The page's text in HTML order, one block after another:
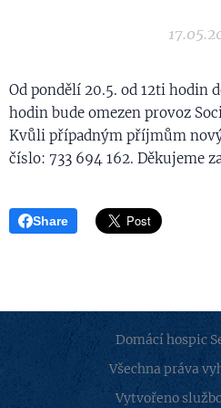
Od pondělí 20.5. od 12ti hodin
hodin bude omezen provoz
Kvůli případným příjmům
číslo: 733 694 162. Děkujeme
Share
Domácí hospic
Všechna práva
Vytvořeno